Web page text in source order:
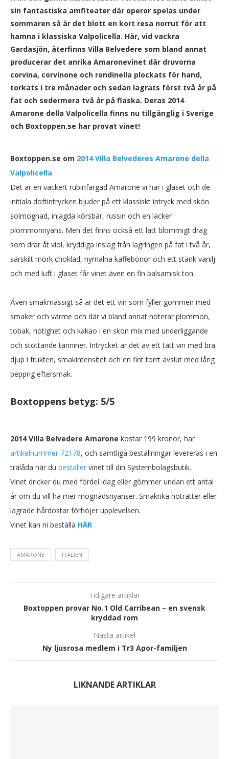
sin fantastiska amfiteater där operor spelas under
sommaren så är det blott en kort resa norrut för att
hamna i klassiska Valpolicella. Här, vid vackra
Gardasjön, återfinns Villa Belvedere som bland annat
producerar det anrika Amaronevinet där druvorna
corvina, corvinone och rondinella plockats för hand,
torkats i tre månader och sedan lagrats först två år på
fat och sedermera två år på flaska. Deras 2014
Amarone della Valpolicella finns nu tillgänglig i Sverige
och Boxtoppen.se har provat vinet!
Boxtoppen.se om 2014 Villa Belvederes Amarone della
Valpolicella
Det är en vackert rubinfärgad Amarone vi har i glaset och de
initiala doftintrycken bjuder på ett klassiskt intryck med skön
solmognad, inlagda körsbär, russin och en läcker
plommonnyans. Men det finns också ett lätt blommigt drag
som drar åt viol, kryddiga inslag från lagringen på fat i två år,
särskilt mörk choklad, nymalna kaffebönor och ett stänk vanilj
och med luft i glaset får vinet även en fin balsamisk ton.
Även smakmässigt så är det ett vin som fyller gommen med
smaker och värme och där vi bland annat noterar plommon,
tobak, nötighet och kakao i en skön mix med underliggande
och stöttande tanniner. Intrycket är det av ett tätt vin med bra
djup i frukten, smakintensitet och en fint torrt avslut med lång
pepprig eftersmak.
Boxtoppens betyg: 5/5
2014 Villa Belvedere Amarone kostar 199 kronor, har
artikelnummer 72178, och samtliga beställningar levereras i en
trälåda när du beställer vinet till din Systembolagsbutik.
Vinet dricker du med fördel idag eller gömmer undan ett antal
år om du vill ha mer mognadsnyanser. Smakrika nöträtter eller
lagrade hårdostar förhöjer upplevelsen.
Vinet kan ni beställa HÄR
AMARONE ITALIEN
Tidigare artiklar
Boxtoppen provar No.1 Old Carribean – en svensk
kryddad rom
Nästa artikel
Ny ljusrosa medlem i Tr3 Apor-familjen
LIKNANDE ARTIKLAR